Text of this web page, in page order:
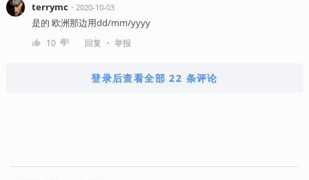
terrymc ・ 2020-10-03
是的 欧洲那边用dd/mm/yyyy
10 回复 ・ 举报
登录后查看全部 22 条评论